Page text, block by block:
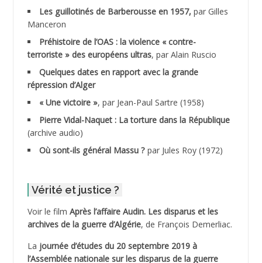
ADANE Ramdane *
ADDAD
ADDALA Boualem*
ADDANE
ADDECHE Rachid
ADELIOUAT Vve AIT SAADA
ADJANI Khaled
ADJAOUT
Les guillotinés de Barberousse en 1957, par Gilles
Manceron
Préhistoire de l’OAS : la violence « contre-
terroriste » des européens ultras, par Alain Ruscio
Quelques dates en rapport avec la grande
répression d’Alger
« Une victoire », par Jean-Paul Sartre (1958)
Pierre Vidal-Naquet : La torture dans la République
(archive audio)
Où sont-ils général Massu ? par Jules Roy (1972)
Vérité et justice ?
Voir le film Après l’affaire Audin. Les disparus et les
archives de la guerre d’Algérie, de François Demerliac.
La journée d’études du 20 septembre 2019 à
l’Assemblée nationale sur les disparus de la guerre